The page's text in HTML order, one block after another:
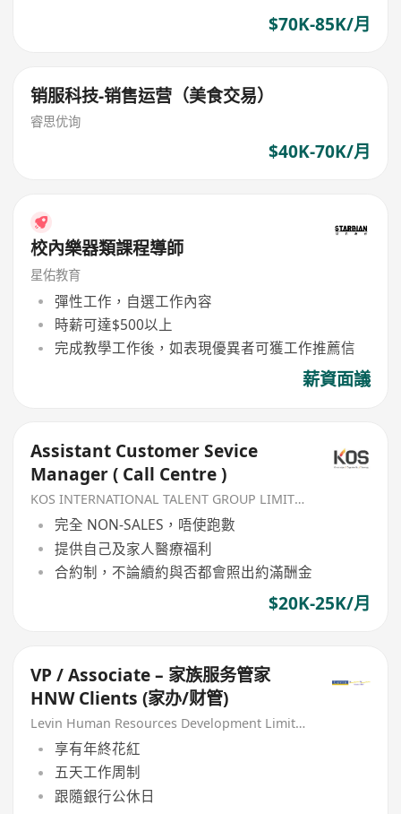
$70K-85K/月
销服科技-销售运营（美食交易）
睿思优询
$40K-70K/月
校內樂器類課程導師
星佑教育
彈性工作，自選工作內容
時薪可達$500以上
完成教學工作後，如表現優異者可獲工作推薦信
薪資面議
Assistant Customer Sevice
Manager ( Call Centre )
KOS INTERNATIONAL TALENT GROUP LIMITED
完全 NON-SALES，唔使跑數
提供自己及家人醫療福利
合約制，不論續約與否都會照出約滿酬金
$20K-25K/月
VP / Associate – 家族服务管家
HNW Clients (家办/财管)
Levin Human Resources Development Limited
享有年終花紅
五天工作周制
跟隨銀行公休日